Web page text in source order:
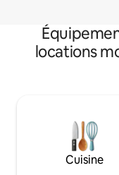
locations
Cuisine